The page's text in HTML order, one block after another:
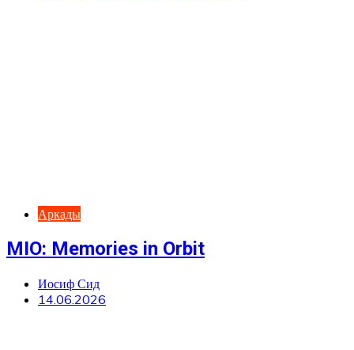
Аркады
MIO: Memories in Orbit
Иосиф Сид
14.06.2026